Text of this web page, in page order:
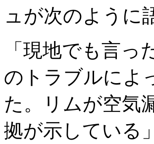
ュが次のように
「現地でも言
のトラブルによ
た。リムが空気
拠が示している」